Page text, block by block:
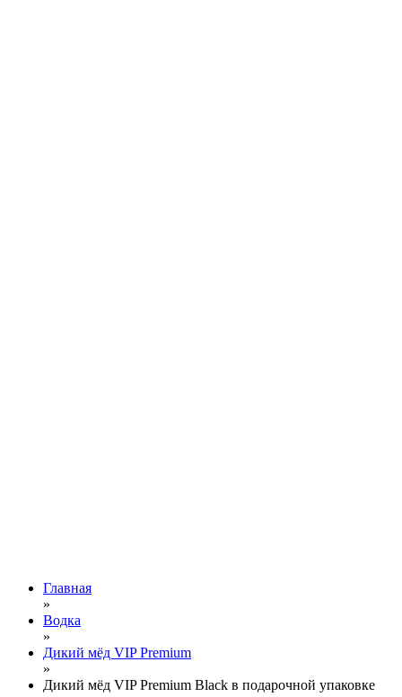
Главная
»
Водка
»
Дикий мёд VIP Premium
»
Дикий мёд VIP Premium Black в подарочной упаковке